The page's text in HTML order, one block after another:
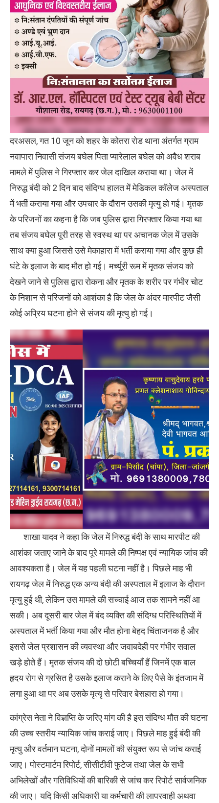
दरअसल, गत 10 जून को शहर के कोतरा रोड थाना अंतर्गत ग्राम
नवापारा निवासी संजय बघेल पिता प्यारेलाल बघेल को अवैध शराब
मामले में पुलिस ने गिरफ्तार कर जेल दाखिल कराया था। जेल में
निरुद्ध बंदी को 2 दिन बाद संदिग्ध हालत में मेडिकल कॉलेज अस्पताल
में भर्ती कराया गया और उपचार के दौरान उसकी मृत्यु हो गई। मृतक
के परिजनों का कहना है कि जब पुलिस द्वारा गिरफ्तार किया गया था
तब संजय बघेल पूरी तरह से स्वस्थ था पर अचानक जेल में उसके
साथ क्या हुआ जिससे उसे मेकाहारा में भर्ती कराया गया और कुछ ही
घंटे के इलाज के बाद मौत हो गई। मर्च्यूरी रूम में मृतक संजय को
देखने जाने से पुलिस द्वारा रोकना और मृतक के शरीर पर गंभीर चोट
के निशान से परिजनों को आशंका है कि जेल के अंदर मारपीट जैसी
कोई अप्रिय घटना होने से संजय की मृत्यु हो गई।
शाखा यादव ने कहा कि जेल में निरुद्ध बंदी के साथ मारपीट की
आशंका जताए जाने के बाद पूरे मामले की निष्पक्ष एवं न्यायिक जांच की
आवश्यकता है। जेल में यह पहली घटना नहीं है। पिछले माह भी
रायगढ़ जेल में निरुद्ध एक अन्य बंदी की अस्पताल में इलाज के दौरान
मृत्यु हुई थी, लेकिन उस मामले की सच्चाई आज तक सामने नहीं आ
सकी। अब दूसरी बार जेल में बंद व्यक्ति की संदिग्ध परिस्थितियों में
अस्पताल में भर्ती किया गया और मौत होना बेहद चिंताजनक है और
इससे जेल प्रशासन की व्यवस्था और जवाबदेही पर गंभीर सवाल
खड़े होते हैं। मृतक संजय की दो छोटी बच्चियाँ हैं जिनमें एक बाल
हृदय रोग से ग्रसित है उसके इलाज कराने के लिए पैसे के इंतजाम में
लगा हुआ था पर अब उसके मृत्यृ से परिवार बेसहारा हो गया।
कांग्रेस नेता ने विज्ञप्ति के जरिए मांग की है इस संदिग्ध मौत की घटना
की उच्च स्तरीय न्यायिक जांच कराई जाए। पिछले माह हुई बंदी की
मृत्यु और वर्तमान घटना, दोनों मामलों की संयुक्त रूप से जांच कराई
जाए। पोस्टमार्टम रिपोर्ट, सीसीटीवी फुटेज तथा जेल के सभी
अभिलेखों और गतिविधियों की बारिकी से जांच कर रिपोर्ट सार्वजनिक
की जाए। यदि किसी अधिकारी या कर्मचारी की लापरवाही अथवा